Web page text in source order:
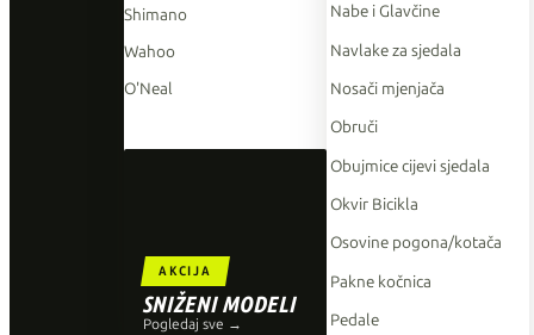
Shimano
Wahoo
O'Neal
AKCIJA
SNIŽENI MODELI
Pogledaj sve →
Nabe i Glavčine
Navlake za sjedala
Nosači mjenjača
Obruči
Obujmice cijevi sjedala
Okvir Bicikla
Osovine pogona/kotača
Pakne kočnica
Pedale